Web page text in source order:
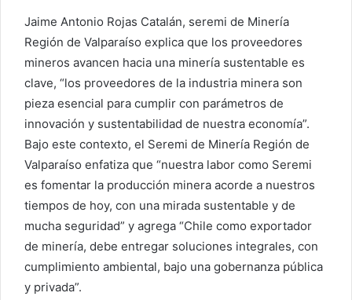
Jaime Antonio Rojas Catalán, seremi de Minería
Región de Valparaíso explica que los proveedores
mineros avancen hacia una minería sustentable es
clave, “los proveedores de la industria minera son
pieza esencial para cumplir con parámetros de
innovación y sustentabilidad de nuestra economía”.
Bajo este contexto, el Seremi de Minería Región de
Valparaíso enfatiza que “nuestra labor como Seremi
es fomentar la producción minera acorde a nuestros
tiempos de hoy, con una mirada sustentable y de
mucha seguridad” y agrega “Chile como exportador
de minería, debe entregar soluciones integrales, con
cumplimiento ambiental, bajo una gobernanza pública
y privada”.